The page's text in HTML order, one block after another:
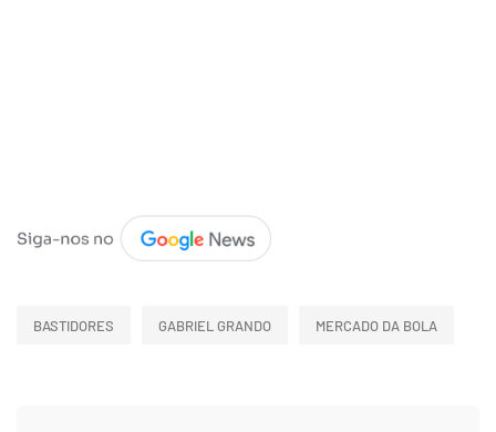
BASTIDORES GABRIEL GRANDO MERCADO DA BOLA